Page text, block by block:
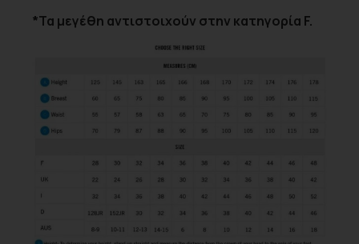
*Τα μεγέθη αντιστοιχούν στην κατηγορία F.